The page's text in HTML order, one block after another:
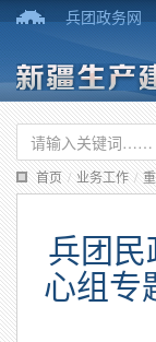
兵团政务网
首页 / 业务工作 /
兵团民
心组专